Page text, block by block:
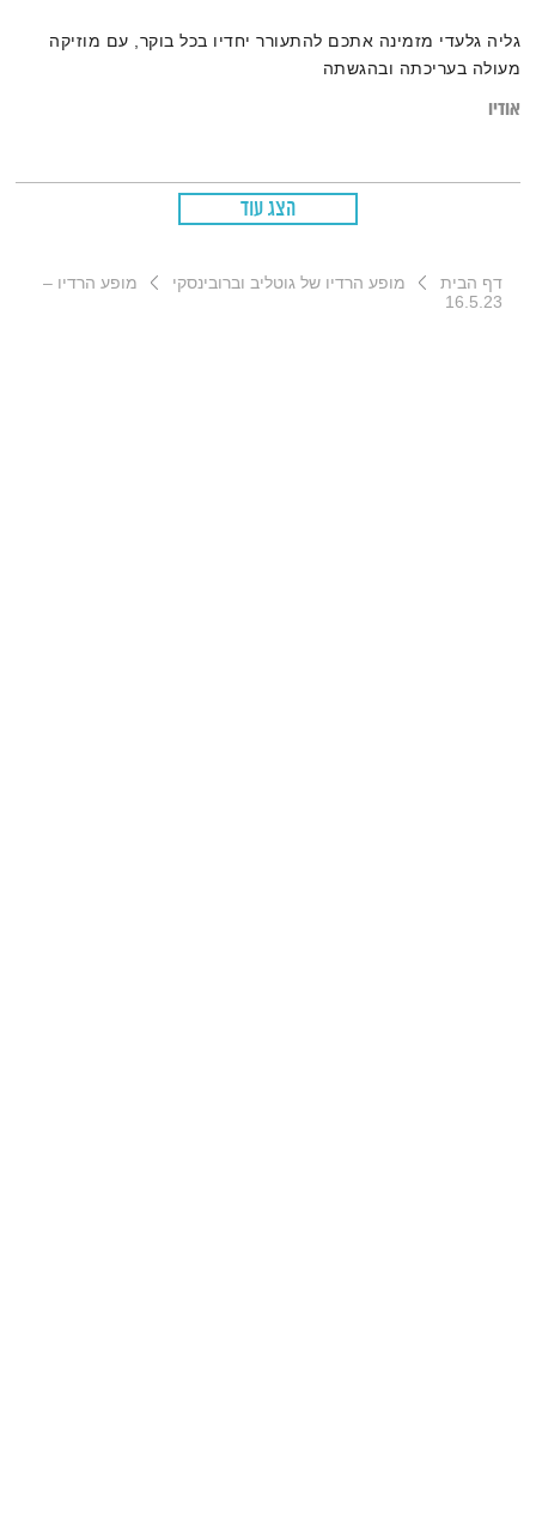
גליה גלעדי מזמינה אתכם להתעורר יחדיו בכל בוקר, עם מוזיקה
מעולה בעריכתה ובהגשתה
אודיו
הצג עוד
דף הבית מופע הרדיו של גוטליב וברובינסקי
מופע הרדיו –
16.5.23